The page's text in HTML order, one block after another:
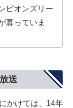
ピオンズリー
募っていま
送
かけては、14年